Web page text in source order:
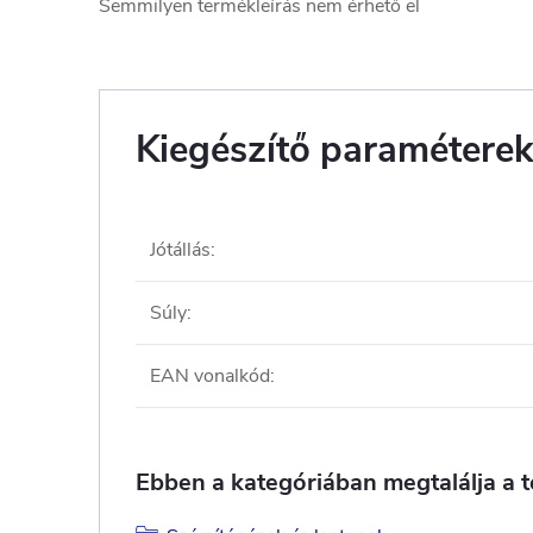
Semmilyen termékleírás nem érhető el
Kiegészítő paraméterek
Jótállás:
Súly:
EAN vonalkód:
Ebben a kategóriában megtalálja a